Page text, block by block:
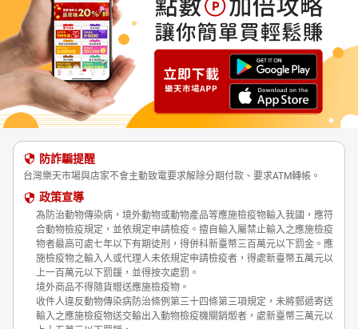
防詐騙提醒
台灣樂天市場與店家不會主動致電要求解除分期付款、要求ATM轉帳。
政策宣導
為防治動物傳染病，境外動物或動物產品等應施檢疫物輸入我國，應符
合動物檢疫規定，並依規定申請檢疫。擅自輸入屬禁止輸入之應施檢疫
物者最高可處七年以下有期徒刑，得併科新臺幣三百萬元以下罰金。應
施檢疫物之輸入人或代理人未依規定申請檢疫者，得處新臺幣五萬元以
上一百萬元以下罰鍰，並得按次處罰。
境外商品不得隨貨贈送應施檢疫物。
收件人違反動物傳染病防治條例第三十四條第三項規定，未將郵遞寄送
輸入之應施檢疫物送交輸出入動物檢疫機關銷燬者，處新臺幣三萬元以